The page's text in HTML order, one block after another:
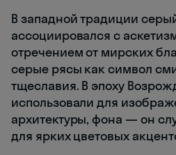
В западной традиции
ассоциировался с
отречением от мирских
серые рясы как символ
тщеславия. В эпоху
использовали для
архитектуры, фона — он
для ярких цветовых